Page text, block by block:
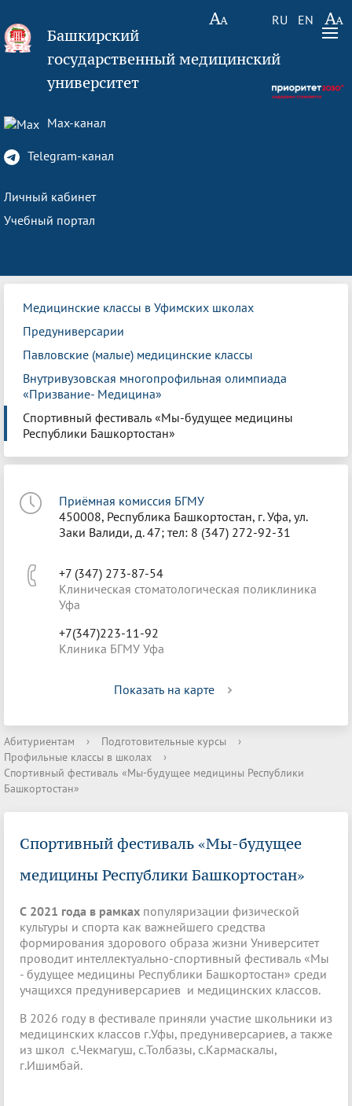
RU EN
Башкирский
государственный медицинский
университет
Max-канал
Telegram-канал
Личный кабинет
Учебный портал
Медицинские классы в Уфимских школах
Предуниверсарии
Павловские (малые) медицинские классы
Внутривузовская многопрофильная олимпиада
«Призвание- Медицина»
Спортивный фестиваль «Мы-будущее медицины
Республики Башкортостан»
Приёмная комиссия БГМУ
450008, Республика Башкортостан, г. Уфа, ул.
Заки Валиди, д. 47; тел: 8 (347) 272-92-31
+7 (347) 273-87-54
Клиническая стоматологическая поликлиника
Уфа
+7(347)223-11-92
Клиника БГМУ Уфа
Показать на карте
Абитуриентам › Подготовительные курсы
›
Профильные классы в школах
›
Спортивный фестиваль «Мы-будущее медицины Республики
Башкортостан»
Спортивный фестиваль «Мы-будущее
медицины Республики Башкортостан»
С 2021 года в рамках популяризации физической
культуры и спорта как важнейшего средства
формирования здорового образа жизни Университет
проводит интеллектуально-спортивный фестиваль «Мы
- будущее медицины Республики Башкортостан» среди
учащихся предуниверсариев и медицинских классов.
В 2026 году в фестивале приняли участие школьники из
медицинских классов г.Уфы, предуниверсариев, а также
из школ с.Чекмагуш, с.Толбазы, с.Кармаскалы,
г.Ишимбай.